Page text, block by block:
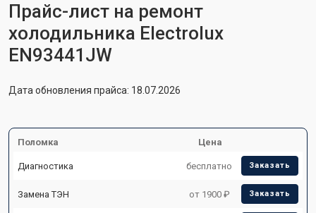
Прайс-лист на ремонт
холодильника Electrolux
EN93441JW
Дата обновления прайса: 18.07.2026
Поломка Цена
Диагностика бесплатно Заказать
Замена ТЭН от 1900 ₽ Заказать